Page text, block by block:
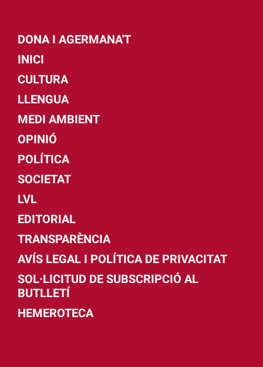
DONA I AGERMANA'T
INICI
CULTURA
LLENGUA
MEDI AMBIENT
OPINIÓ
POLÍTICA
SOCIETAT
LVL
EDITORIAL
TRANSPARÈNCIA
AVÍS LEGAL I POLÍTICA DE PRIVACITAT
SOL·LICITUD DE SUBSCRIPCIÓ AL
BUTLLETÍ
HEMEROTECA